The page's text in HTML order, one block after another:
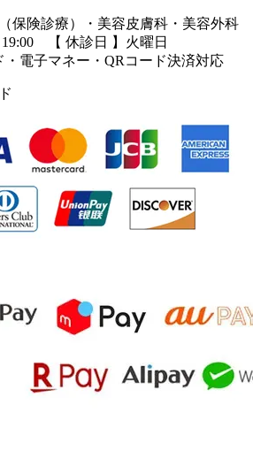
保険診療）・美容皮膚科・美容外科
19:00 【 休診日 】火曜日
電子マネー・QRコード決済対応